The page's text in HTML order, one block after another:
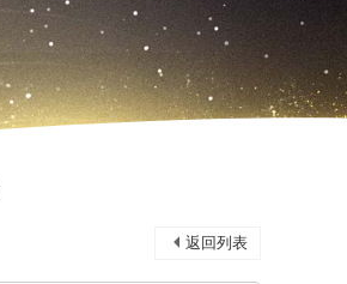
返回列表